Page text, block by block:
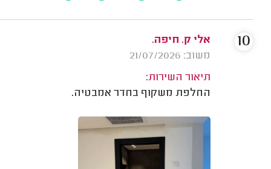
אלי ק. חיפה.
משוב: 21/07/2026
תיאור השירות:
החלפת משקוף בחדר אמבטיה.
10